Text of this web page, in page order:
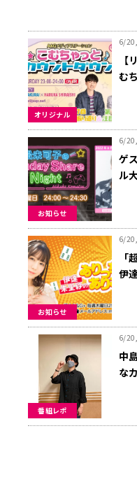
オリジナル
6/
む
お知らせ
6/
ゲ
ル
お知らせ
6/
伊
番組レポ
6/
中
な